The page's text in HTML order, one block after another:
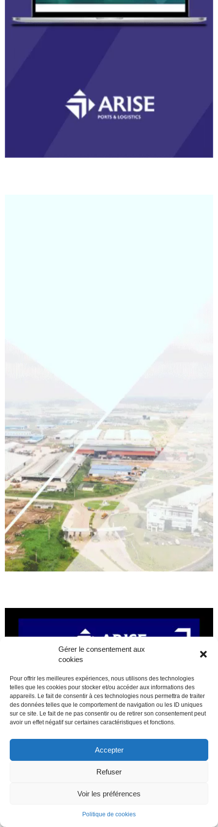
Gérer le consentement aux
cookies
Pour offrir les meilleures expériences, nous utilisons des technologies
telles que les cookies pour stocker et/ou accéder aux informations des
appareils. Le fait de consentir à ces technologies nous permettra de traiter
des données telles que le comportement de navigation ou les ID uniques
sur ce site. Le fait de ne pas consentir ou de retirer son consentement peut
avoir un effet négatif sur certaines caractéristiques et fonctions.
Accepter
Refuser
Voir les préférences
Politique de cookies